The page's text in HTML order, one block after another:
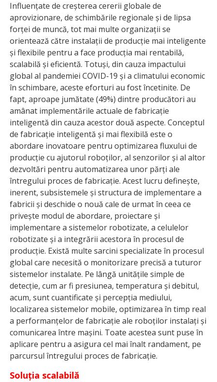
Influențate de creșterea cererii globale de
aprovizionare, de schimbările regionale și de lipsa
forței de muncă, tot mai multe organizații se
orientează către instalații de producție mai inteligente
și flexibile pentru a face producția mai rentabilă,
scalabilă și eficientă. Totuși, din cauza impactului
global al pandemiei COVID-19 și a climatului economic
în schimbare, aceste eforturi au fost încetinite. De
fapt, aproape jumătate (49%) dintre producători au
amânat implementările actuale de fabricație
inteligentă din cauza acestor două aspecte. Conceptul
de fabricație inteligentă și mai flexibilă este o
abordare inovatoare pentru optimizarea fluxului de
producție cu ajutorul roboților, al senzorilor și al altor
dezvoltări pentru automatizarea unor părți ale
întregului proces de fabricație. Acest lucru definește,
inerent, subsistemele și structura de implementare a
fabricii și deschide o nouă cale de urmat în ceea ce
privește modul de abordare, proiectare și
implementare a sistemelor robotizate, a celulelor
robotizate și a integrării acestora în procesul de
producție. Există multe sarcini specializate în procesul
global care necesită o monitorizare precisă a tuturor
sistemelor instalate. Pe lângă unitățile simple de
detecție, cum ar fi presiunea, temperatura și debitul,
acum, sunt cuantificate și percepția mediului,
localizarea sistemelor mobile, optimizarea în timp real
a performanțelor de fabricație ale roboților instalați și
comunicarea între mașini. Toate acestea sunt puse în
aplicare pentru a asigura cel mai înalt randament, pe
parcursul întregului proces de fabricație.
Soluția scalabilă